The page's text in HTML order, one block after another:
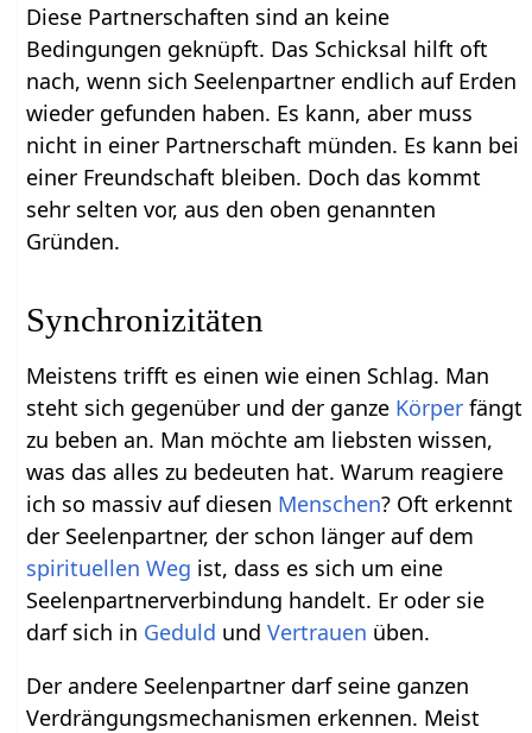
Diese Partnerschaften sind an keine
Bedingungen geknüpft. Das Schicksal hilft oft
nach, wenn sich Seelenpartner endlich auf Erden
wieder gefunden haben. Es kann, aber muss
nicht in einer Partnerschaft münden. Es kann bei
einer Freundschaft bleiben. Doch das kommt
sehr selten vor, aus den oben genannten
Gründen.
Synchronizitäten
Meistens trifft es einen wie einen Schlag. Man
steht sich gegenüber und der ganze Körper fängt
zu beben an. Man möchte am liebsten wissen,
was das alles zu bedeuten hat. Warum reagiere
ich so massiv auf diesen Menschen? Oft erkennt
der Seelenpartner, der schon länger auf dem
spirituellen Weg ist, dass es sich um eine
Seelenpartnerverbindung handelt. Er oder sie
darf sich in Geduld undVertrauen üben.
Der andere Seelenpartner darf seine ganzen
Verdrängungsmechanismen erkennen. Meist